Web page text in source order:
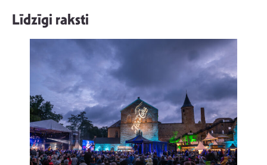
Līdzīgi raksti